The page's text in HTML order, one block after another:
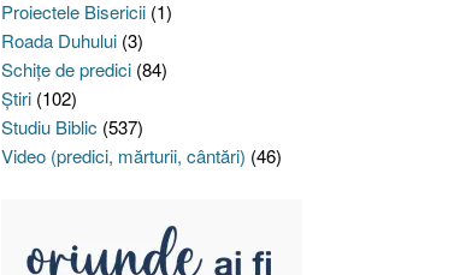
Proiectele Bisericii(1)
Roada Duhului(3)
Schiţe de predici(84)
Ştiri(102)
Studiu Biblic (537)
Video (predici, mărturii, cântări) (46)